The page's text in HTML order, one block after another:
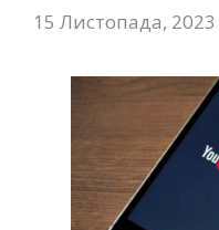
15 Листопада, 2023